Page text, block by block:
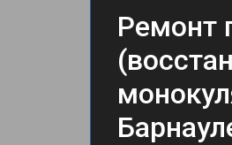
Ремонт